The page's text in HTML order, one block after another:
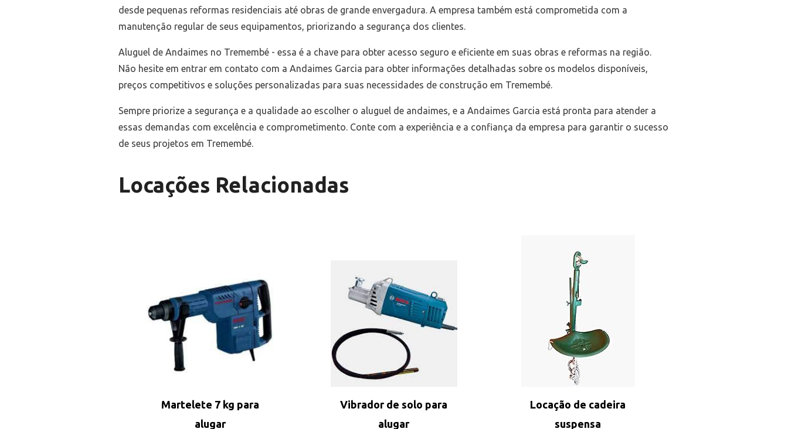
desde pequenas reformas residenciais até obras de grande envergadura. A empresa também está comprometida com a
manutenção regular de seus equipamentos, priorizando a segurança dos clientes.
Aluguel de Andaimes no Tremembé - essa é a chave para obter acesso seguro e eficiente em suas obras e reformas na região.
Não hesite em entrar em contato com a Andaimes Garcia para obter informações detalhadas sobre os modelos disponíveis,
preços competitivos e soluções personalizadas para suas necessidades de construção em Tremembé.
Sempre priorize a segurança e a qualidade ao escolher o aluguel de andaimes, e a Andaimes Garcia está pronta para atender a
essas demandas com excelência e comprometimento. Conte com a experiência e a confiança da empresa para garantir o sucesso
de seus projetos em Tremembé.
Locações Relacionadas
Martelete 7 kg para
alugar
Vibrador de solo para
alugar
Locação de cadeira
suspensa